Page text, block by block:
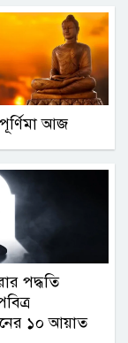
আজ
পদ্ধতি
১০ আয়াত